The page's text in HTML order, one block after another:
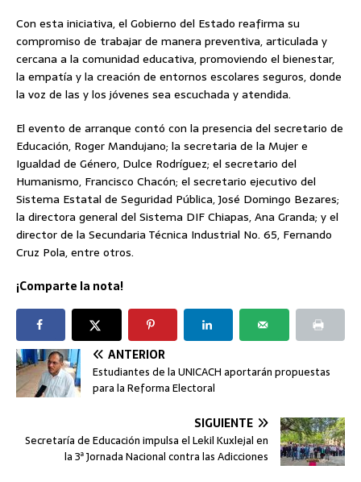
Con esta iniciativa, el Gobierno del Estado reafirma su
compromiso de trabajar de manera preventiva, articulada y
cercana a la comunidad educativa, promoviendo el bienestar,
la empatía y la creación de entornos escolares seguros, donde
la voz de las y los jóvenes sea escuchada y atendida.
El evento de arranque contó con la presencia del secretario de
Educación, Roger Mandujano; la secretaria de la Mujer e
Igualdad de Género, Dulce Rodríguez; el secretario del
Humanismo, Francisco Chacón; el secretario ejecutivo del
Sistema Estatal de Seguridad Pública, José Domingo Bezares;
la directora general del Sistema DIF Chiapas, Ana Granda; y el
director de la Secundaria Técnica Industrial No. 65, Fernando
Cruz Pola, entre otros.
¡Comparte la nota!
ANTERIOR
Estudiantes de la UNICACH aportarán propuestas
para la Reforma Electoral
SIGUIENTE
Secretaría de Educación impulsa el Lekil Kuxlejal en
la 3ª Jornada Nacional contra las Adicciones